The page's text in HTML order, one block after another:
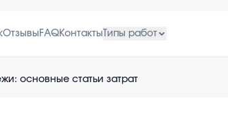
Отзывы FAQКонтакты Типы работ
основные статьи затрат